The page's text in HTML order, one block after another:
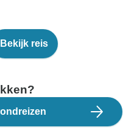
Bekijk reis